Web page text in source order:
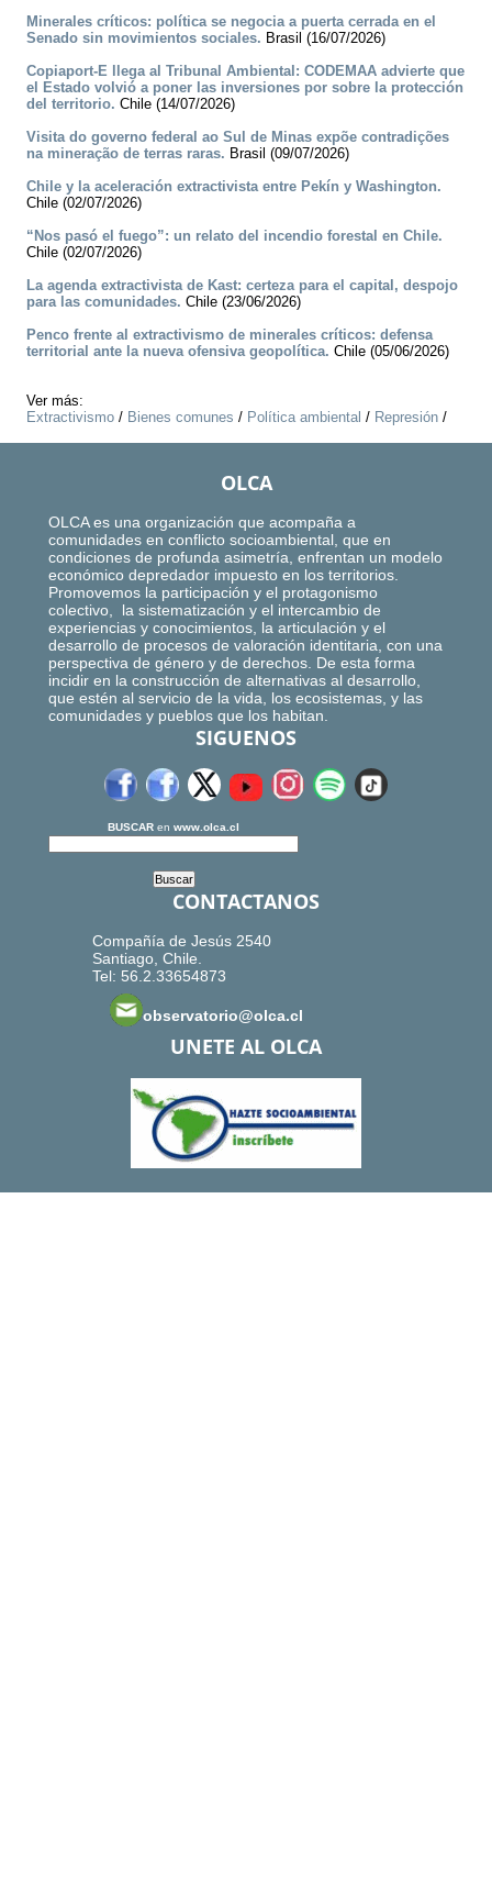
Minerales críticos: política se negocia a puerta cerrada en el
Senado sin movimientos sociales. Brasil (16/07/2026)
Copiaport-E llega al Tribunal Ambiental: CODEMAA advierte que
el Estado volvió a poner las inversiones por sobre la protección
del territorio. Chile (14/07/2026)
Visita do governo federal ao Sul de Minas expõe contradições
na mineração de terras raras. Brasil (09/07/2026)
Chile y la aceleración extractivista entre Pekín y Washington.
Chile (02/07/2026)
“Nos pasó el fuego”: un relato del incendio forestal en Chile.
Chile (02/07/2026)
La agenda extractivista de Kast: certeza para el capital, despojo
para las comunidades. Chile (23/06/2026)
Penco frente al extractivismo de minerales críticos: defensa
territorial ante la nueva ofensiva geopolítica. Chile (05/06/2026)
Ver más:
Extractivismo / Bienes comunes / Política ambiental / Represión /
OLCA
OLCA es una organización que acompaña a
comunidades en conflicto socioambiental, que en
condiciones de profunda asimetría, enfrentan un modelo
económico depredador impuesto en los territorios.
Promovemos la participación y el protagonismo
colectivo, la sistematización y el intercambio de
experiencias y conocimientos, la articulación y el
desarrollo de procesos de valoración identitaria, con una
perspectiva de género y de derechos. De esta forma
incidir en la construcción de alternativas al desarrollo,
que estén al servicio de la vida, los ecosistemas, y las
comunidades y pueblos que los habitan.
SIGUENOS
BUSCAR en www.olca.cl
CONTACTANOS
Compañía de Jesús 2540
Santiago, Chile.
Tel: 56.2.33654873
observatorio@olca.cl
UNETE AL OLCA